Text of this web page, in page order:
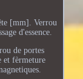
[mm]. Verrou
d'essence.
de portes
et fèrmeture